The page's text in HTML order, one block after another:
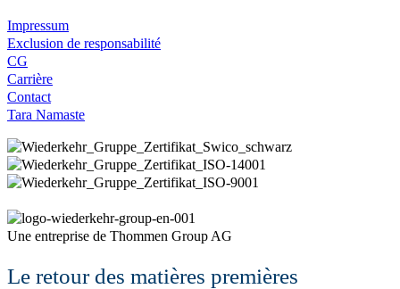
Impressum
Exclusion de responsabilité
CG
Carrière
Contact
Tara Namaste
Une entreprise de Thommen Group AG
Le retour des matières premières